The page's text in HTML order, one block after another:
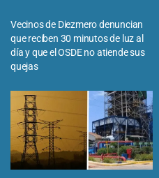
Vecinos de Diezmero denuncian
que reciben 30 minutos de luz al
día y que el OSDE no atiende sus
quejas